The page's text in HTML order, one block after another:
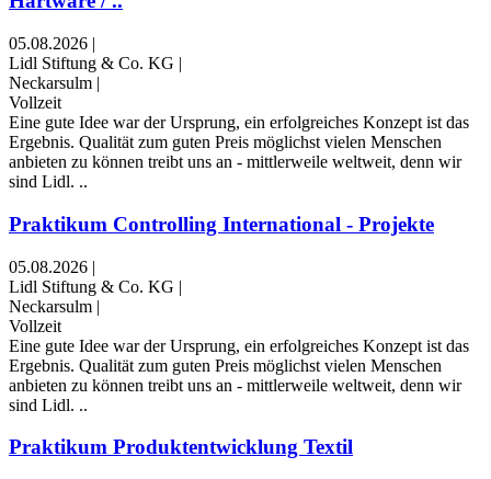
05.08.2026 |
Lidl Stiftung & Co. KG |
Neckarsulm |
Vollzeit
Eine gute Idee war der Ursprung, ein erfolgreiches Konzept ist das
Ergebnis. Qualität zum guten Preis möglichst vielen Menschen
anbieten zu können treibt uns an - mittlerweile weltweit, denn wir
sind Lidl. ..
Praktikum Controlling International - Projekte
05.08.2026 |
Lidl Stiftung & Co. KG |
Neckarsulm |
Vollzeit
Eine gute Idee war der Ursprung, ein erfolgreiches Konzept ist das
Ergebnis. Qualität zum guten Preis möglichst vielen Menschen
anbieten zu können treibt uns an - mittlerweile weltweit, denn wir
sind Lidl. ..
Praktikum Produktentwicklung Textil